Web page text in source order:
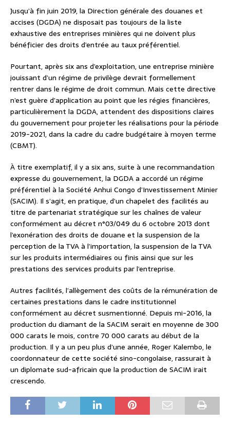
Jusqu’à fin juin 2019, la Direction générale des douanes et
accises (DGDA) ne disposait pas toujours de la liste
exhaustive des entreprises minières qui ne doivent plus
bénéficier des droits d’entrée au taux préférentiel.
Pourtant, après six ans d’exploitation, une entreprise minière
jouissant d’un régime de privilège devrait formellement
rentrer dans le régime de droit commun. Mais cette directive
n’est guère d’application au point que les régies financières,
particulièrement la DGDA, attendent des dispositions claires
du gouvernement pour projeter les réalisations pour la période
2019-2021, dans la cadre du cadre budgétaire à moyen terme
(CBMT).
À titre exemplatif, il y a six ans, suite à une recommandation
expresse du gouvernement, la DGDA a accordé un régime
préférentiel à la Société Anhui Congo d’Investissement Minier
(SACIM). Il s’agit, en pratique, d’un chapelet des facilités au
titre de partenariat stratégique sur les chaînes de valeur
conformément au décret n°03/049 du 6 octobre 2013 dont
l’exonération des droits de douane et la suspension de la
perception de la TVA à l’importation, la suspension de la TVA
sur les produits intermédiaires ou finis ainsi que sur les
prestations des services produits par l’entreprise.
Autres facilités, l’allègement des coûts de la rémunération de
certaines prestations dans le cadre institutionnel
conformément au décret susmentionné. Depuis mi-2016, la
production du diamant de la SACIM serait en moyenne de 300
000 carats le mois, contre 70 000 carats au début de la
production. Il y a un peu plus d’une année, Roger Kalembo, le
coordonnateur de cette société sino-congolaise, rassurait à
un diplomate sud-africain que la production de SACIM irait
crescendo.